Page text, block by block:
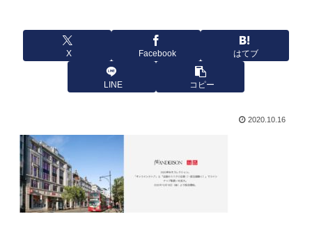
X Facebook はてブ
LINE コピー
2020.10.16